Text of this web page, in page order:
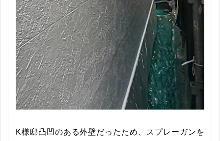
K様邸凸凹のある外壁だったため、スプレーガンを